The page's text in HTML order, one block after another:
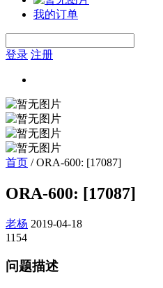
我的订单
登录 注册
首页 /ORA-600: [17087]
ORA-600: [17087]
老杨 2019-04-18
1154
问题描述